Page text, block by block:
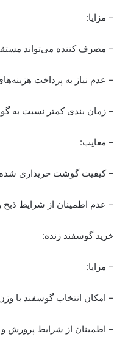
– مزایا:
– مصرف کننده می‌تواند
– عدم نیاز به پرداخت
– زمان بندی کمتر نسبت به
– معایب:
– کیفیت گوشت خریداری
– عدم اطمینان از شرایط
خرید گوسفند زنده:
– مزایا:
– امکان انتخاب گوسفند با
– اطمینان از شرایط پرورش و